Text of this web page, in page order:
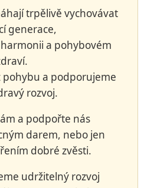
trpělivě vychovávat
generace,
a pohybovém
pohybu a podporujeme
rozvoj.
a podpořte nás
darem, nebo jen
dobré zvěsti.
udržitelný rozvoj